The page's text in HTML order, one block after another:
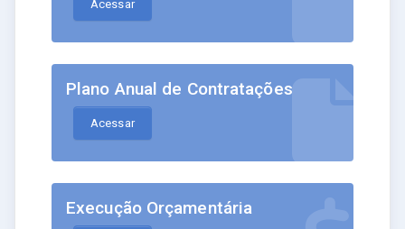
Acessar
Plano Anual de Contratações
Acessar
Execução Orçamentária